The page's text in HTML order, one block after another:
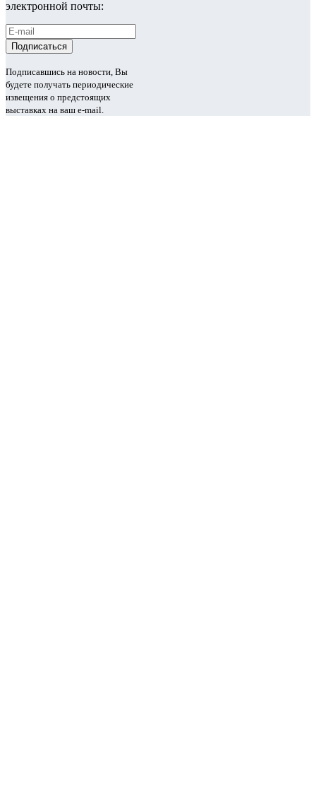
электронной почты:
Подписавшись на новости, Вы
будете получать периодические
извещения о предстоящих
выставках на ваш e-mail.